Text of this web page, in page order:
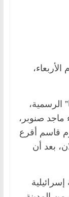
الرسمية،
ماجد صنوبر،
قاسم أقرع
بعد أن